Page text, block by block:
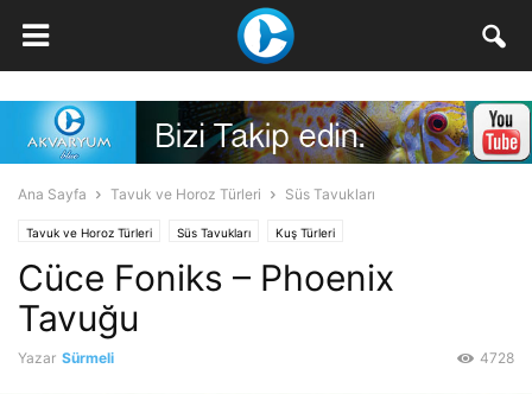
Ana Sayfa Tavuk ve Horoz Türleri Süs Tavukları
Tavuk ve Horoz Türleri Süs Tavukları Kuş Türleri
Cüce Foniks – Phoenix
Tavuğu
Yazar Sürmeli 4728